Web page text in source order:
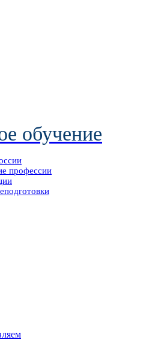
обучение
профессии